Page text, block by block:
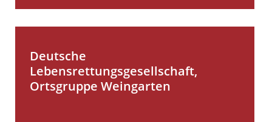
Deutsche
Lebensrettungsgesellschaft,
Ortsgruppe Weingarten